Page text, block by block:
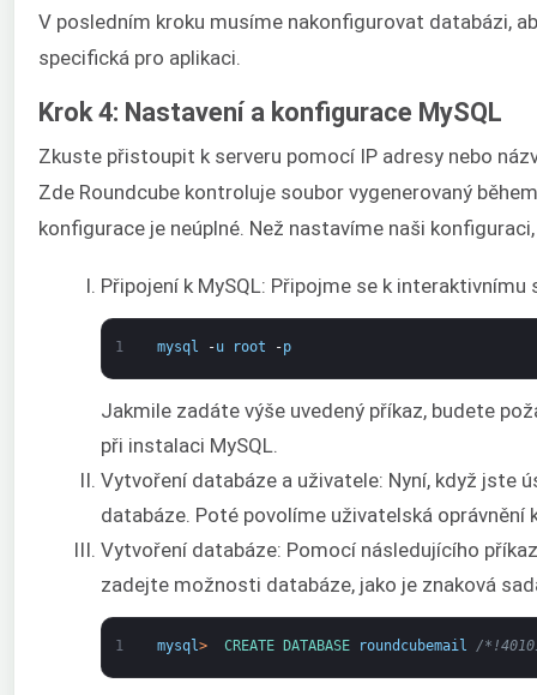
V posledním kroku musíme nakonfigurovat databázi,
specifická pro aplikaci.
Krok 4: Nastavení a konfigurace MySQL
Zkuste přistoupit k serveru pomocí IP adresy nebo
Zde Roundcube kontroluje soubor vygenerovaný
konfigurace je neúplné. Než nastavíme naši
Připojení k MySQL: Připojme se k
1 mysql -u root -p
Jakmile zadáte výše uvedený příkaz, budete
při instalaci MySQL.
Vytvoření databáze a uživatele: Nyní, když jste
databáze. Poté povolíme uživatelská oprávnění
Vytvoření databáze: Pomocí následujícího
zadejte možnosti databáze, jako je znaková
1 mysql > CREATE DATABASE roundcubemail /